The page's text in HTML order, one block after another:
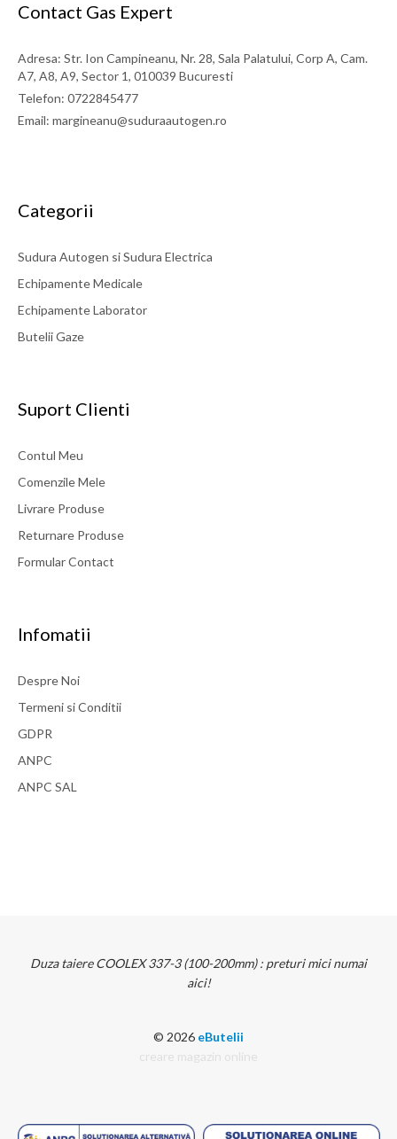
Contact Gas Expert
Adresa: Str. Ion Campineanu, Nr. 28, Sala Palatului, Corp A, Cam.
A7, A8, A9, Sector 1, 010039 Bucuresti
Telefon: 0722845477
Email: margineanu@suduraautogen.ro
Categorii
Sudura Autogen si Sudura Electrica
Echipamente Medicale
Echipamente Laborator
Butelii Gaze
Suport Clienti
Contul Meu
Comenzile Mele
Livrare Produse
Returnare Produse
Formular Contact
Infomatii
Despre Noi
Termeni si Conditii
GDPR
ANPC
ANPC SAL
Duza taiere COOLEX 337-3 (100-200mm) : preturi mici numai
aici!
© 2026 eButelii
creare magazin online